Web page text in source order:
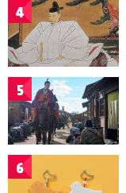
4
5
6